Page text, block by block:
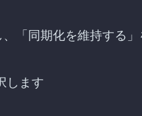
「同期化を維持する
します